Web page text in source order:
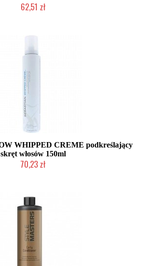
62,51 zł
WHIPPED CREME podkreślający
skręt włosów 150ml
70,23 zł